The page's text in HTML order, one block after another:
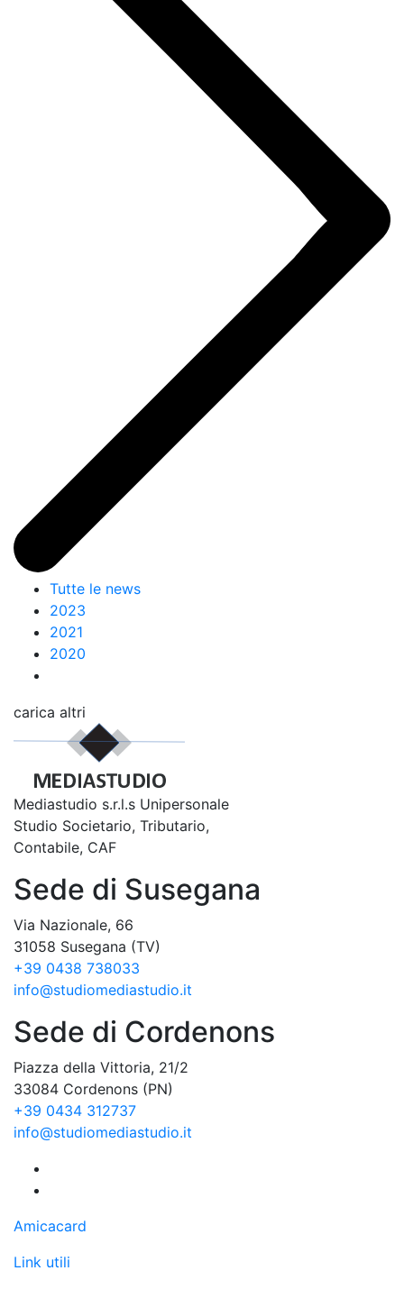
Tutte le news
2023
2021
2020
carica altri
Mediastudio s.r.l.s Unipersonale
Studio Societario, Tributario,
Contabile, CAF
Sede di Susegana
Via Nazionale, 66
31058 Susegana (TV)
+39 0438 738033
info@studiomediastudio.it
Sede di Cordenons
Piazza della Vittoria, 21/2
33084 Cordenons (PN)
+39 0434 312737
info@studiomediastudio.it
Amicacard
Link utili